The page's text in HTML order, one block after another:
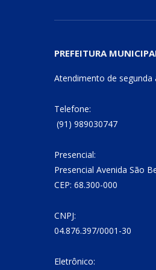
PREFEITURA
Atendimento de segunda
Telefone:
(91) 989030747
Presencial:
Presencial Avenida São
CEP: 68.300-000
CNPJ:
04.876.397/0001-30
Eletrônico: